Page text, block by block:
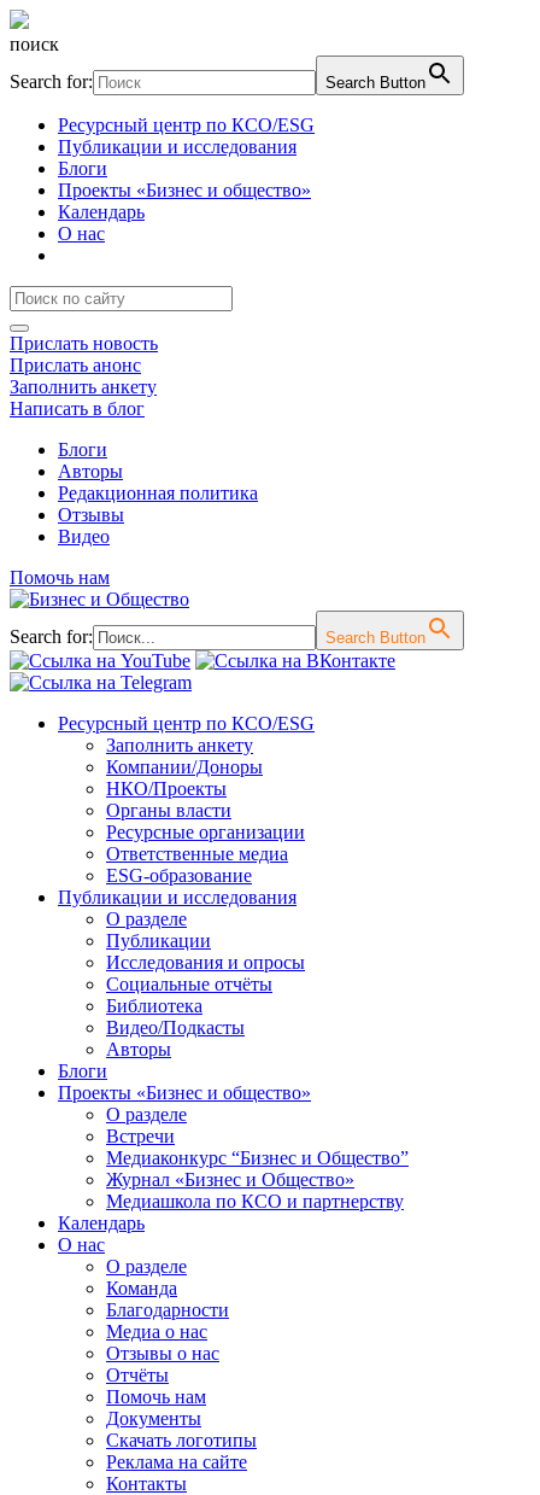
поиск
Search for:
Search Button
Ресурсный центр по КСО/ESG
Публикации и исследования
Блоги
Проекты «Бизнес и общество»
Календарь
О нас
Прислать новость
Прислать анонс
Заполнить анкету
Написать в блог
Блоги
Авторы
Редакционная политика
Отзывы
Видео
Помочь нам
Search for: Search Button
Перейти
содержимому
Ресурсный центр по КСО/ESG
Заполнить анкету
Компании/Доноры
НКО/Проекты
Органы власти
Ресурсные организации
Ответственные медиа
ESG-образование
Публикации и исследования
О разделе
Публикации
Исследования и опросы
Социальные отчёты
Библиотека
Видео/Подкасты
Авторы
Блоги
Проекты «Бизнес и общество»
О разделе
Встречи
Медиаконкурс “Бизнес и Общество”
Журнал «Бизнес и Общество»
Медиашкола по КСО и партнерству
Календарь
О нас
О разделе
Команда
Благодарности
Медиа о нас
Отзывы о нас
Отчёты
Помочь нам
Документы
Скачать логотипы
Реклама на сайте
Контакты